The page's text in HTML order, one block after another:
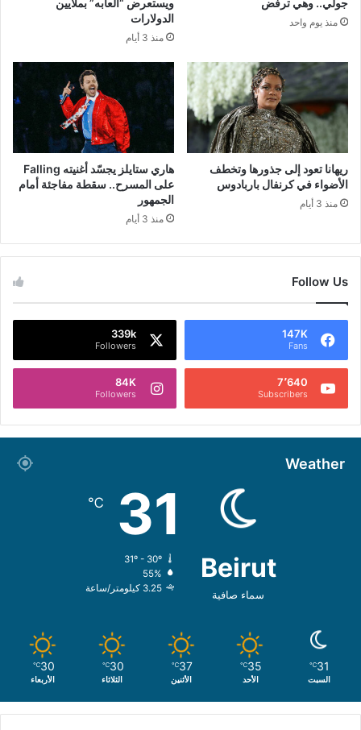
جولي.. وهي ترفض
منذ يوم واحد
ويستعرض “ألعابه” بملايين
الدولارات
منذ 3 أيام
ريهانا تعود إلى جذورها وتخطف
الأضواء في كرنفال باربادوس
منذ 3 أيام
هاري ستايلز يجسّد أغنيته Falling
على المسرح.. سقطة مفاجئة أمام
الجمهور
منذ 3 أيام
Follow Us
147K
Fans
339k
Followers
7٬640
Subscribers
84K
Followers
Weather
Beirut
سماء صافية
31
℃
31º - 30º
55%
3.25 كيلومتر/ساعة
31
℃
السبت
35
℃
الأحد
37
℃
الأثنين
30
℃
الثلاثاء
30
℃
الأربعاء